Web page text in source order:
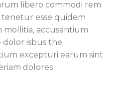
libero commodi rem
tenetur esse quidem
mollitia, accusantium
isbus the
excepturi earum sint
dolores